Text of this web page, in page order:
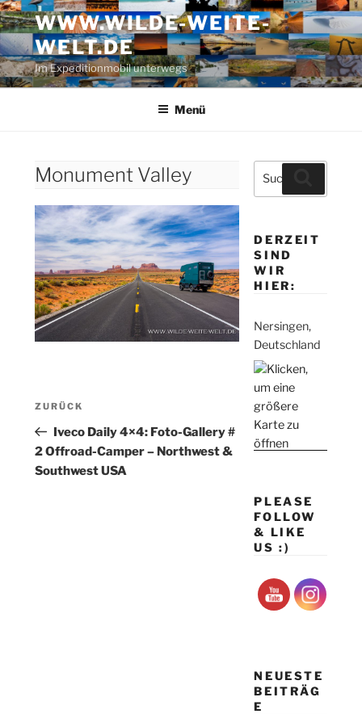
Zum
Inhalt
springen
WWW.WILDE-WEITE-
WELT.DE
Im Expeditionmobil unterwegs
Menü
Monument Valley
Beitragsnavigation
Vorheriger
Beitrag
ZURÜCK
Iveco Daily 4×4: Foto-Gallery #
2 Offroad-Camper – Northwest &
Southwest USA
Suche
nach:
DERZEIT
SIND
WIR
HIER:
Nersingen,
Deutschland
PLEASE
FOLLOW
& LIKE
US :)
NEUESTE
BEITRÄG
E